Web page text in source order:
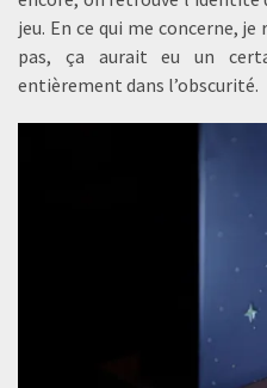
jeu. En ce qui me concerne,
pas, ça aurait eu un
entièrement dans l’obscurité.